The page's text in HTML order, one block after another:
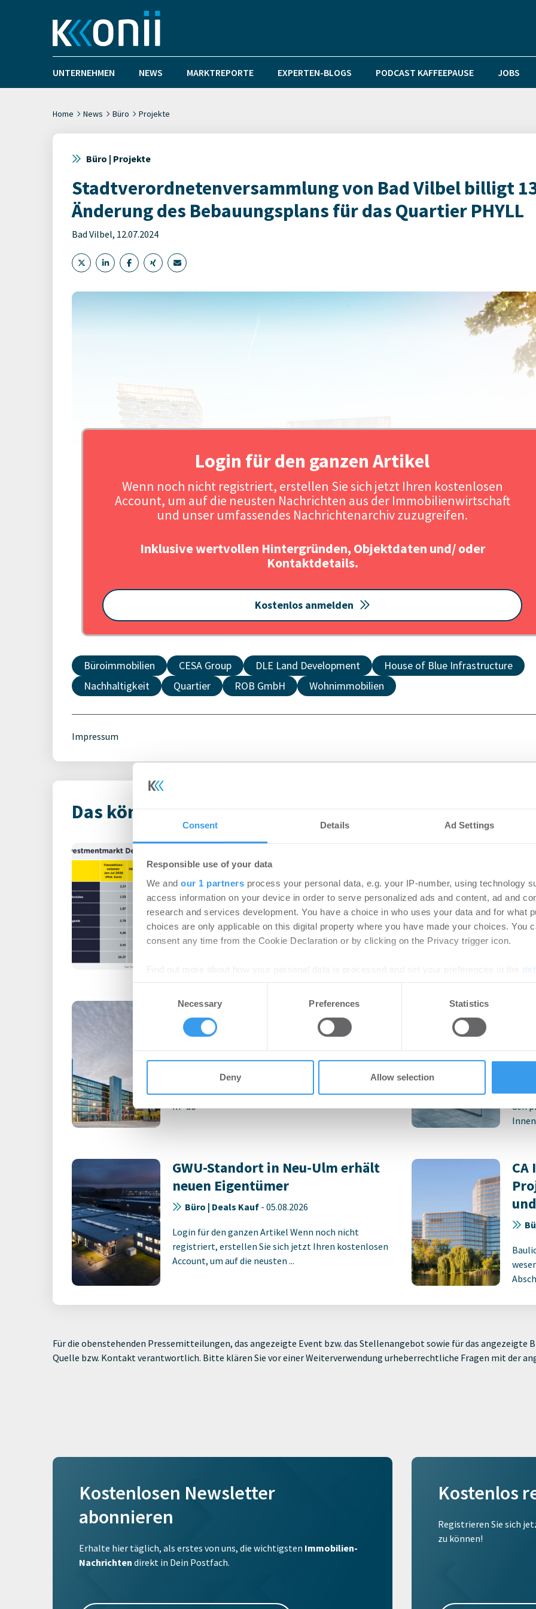
Consent Details Ad Settings
Responsible use of your data
We and our 1 partners process your personal data, e.g. your IP-number, using technology
access information on your device in order to serve personalized ads and content, ad and
research and services development. You have a choice in who uses your data and for what
choices are only applicable on this digital property where you have made your choices. You
consent any time from the Cookie Declaration or by clicking on the Privacy trigger icon.
We use cookies to personalise content and ads, to provide social media features and to
other information that you’ve provided to them or that they’ve collected from your use of their
Selection
Necessary Preferences Statistics
Deny Allow selection
UNTERNEHMEN NEWS MARKTREPORTE EXPERTEN-BLOGS PODCAST KAFFEEPAUSE JOBS
Home News Büro Projekte
Büro | Projekte
Stadtverordnetenversammlung von Bad Vilbel billigt
Änderung des Bebauungsplans für das Quartier PHYLL
Bad Vilbel, 12.07.2024
Quelle:
Login für den ganzen Artikel
Wenn noch nicht registriert, erstellen Sie sich jetzt Ihren kostenlosen
Account, um auf die neusten Nachrichten aus der Immobilienwirtschaft
und unser umfassendes Nachrichtenarchiv zuzugreifen.
Inklusive wertvollen Hintergründen, Objektdaten und/ oder
Kontaktdetails.
Kostenlos anmelden
Büroimmobilien CESA Group DLE Land Development
House of Blue Infrastructure
Nachhaltigkeit
Quartier ROB GmbH Wohnimmobilien
Impressum
Das könnte Dich auch interessieren
Deutschland – August 2026
Büro | Märkte - 06.08.2026
Login für den ganzen Artikel Wenn noch nicht
registriert, erstellen Sie sich jetzt Ihren kostenlosen
Account, um auf die neusten ...
Büromieter verlängern und
expandieren im Stuttgarter
Union Investment schließt Mietverträge über 3.500
m² ab
den
GWU-Standort in Neu-Ulm erhält
neuen Eigentümer
Büro | Deals Kauf - 05.08.2026
Login für den ganzen Artikel Wenn noch nicht
registriert, erstellen Sie sich jetzt Ihren kostenlosen
Account, um auf die neusten ...
Für die obenstehenden Pressemitteilungen, das angezeigte Event bzw. das Stellenangebot sowie für das angezeigte
Quelle bzw. Kontakt verantwortlich. Bitte klären Sie vor einer Weiterverwendung urheberrechtliche Fragen mit der
Kostenlosen Newsletter
abonnieren
Erhalte hier täglich, als erstes von uns, die wichtigsten Immobilien-
Nachrichten direkt in Dein Postfach.
Kostenlos
Registrieren Sie sich
zu können!